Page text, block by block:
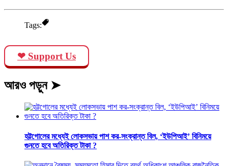
Tags:
❤ Support Us
আরও পড়ুন ➤
হট্টগোলের মধ্যেই লোকসভায় পাশ কর-সংক্রান্ত বিল, ‘ইউপিআই’ বিনিময়ে
গুনতে হবে অতিরিক্ত টাকা ?